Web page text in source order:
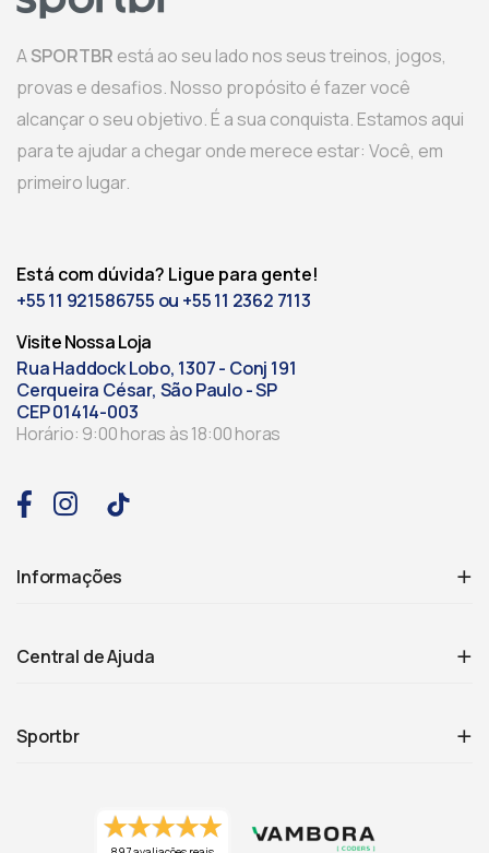
ASPORTBR está ao seu lado nos seus treinos, jogos,
provas e desafios. Nosso propósito é fazer você
alcançar o seu objetivo. É a sua conquista. Estamos aqui
para te ajudar a chegar onde merece estar: Você, em
primeiro lugar.
Está com dúvida? Ligue para gente!
+55 11 921586755 ou +55 11 2362 7113
Visite Nossa Loja
Rua Haddock Lobo, 1307 - Conj 191
Cerqueira César, São Paulo - SP
CEP 01414-003
Horário: 9:00 horas às 18:00 horas
Informações
Central de Ajuda
Sportbr